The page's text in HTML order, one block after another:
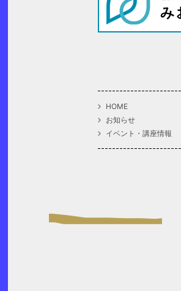
HOME
お知らせ
イベント・講座情報